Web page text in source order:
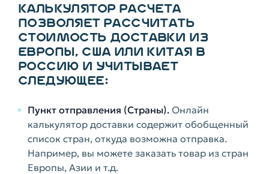
КАЛЬКУЛЯТОР РАСЧЕТА
ПОЗВОЛЯЕТ РАССЧИТАТЬ
СТОИМОСТЬ ДОСТАВКИ ИЗ
ЕВРОПЫ, США ИЛИ КИТАЯ В
РОССИЮ И УЧИТЫВАЕТ
СЛЕДУЮЩЕЕ:
Пункт отправления (Страны). Онлайн
калькулятор доставки содержит обобщенный
список стран, откуда возможна отправка.
Например, вы можете заказать товар из стран
Европы, Азии и т.д.